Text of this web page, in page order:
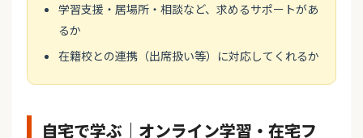
学習支援・居場所・相談など、求めるサポートがあ
るか
在籍校との連携（出席扱い等）に対応してくれるか
自宅で学ぶ｜オンライン学習・在宅フ